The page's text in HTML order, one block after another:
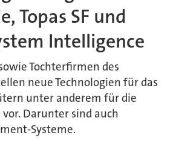
Topas SF und
Intelligence
Tochterfirmen des
neue Technologien für das
unter anderem für die
Darunter sind auch
Systeme.